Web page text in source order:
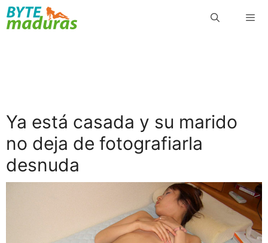
Saltar
al
Ya está casada y su marido
no deja de fotografiarla
desnuda